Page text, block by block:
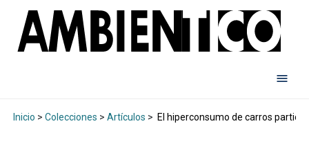
Inicio > Colecciones > Artículos > El hiperconsumo de carros